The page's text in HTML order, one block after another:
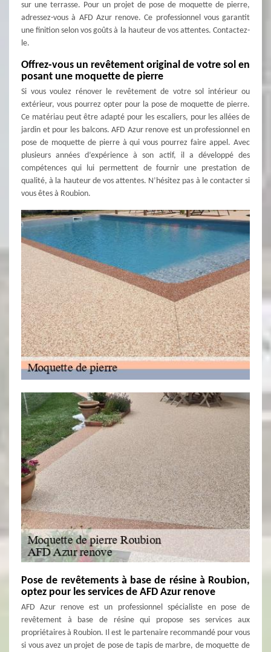
sur une terrasse. Pour un projet de pose de moquette de pierre,
adressez-vous à AFD Azur renove. Ce professionnel vous garantit
une finition selon vos goûts à la hauteur de vos attentes. Contactez-
le.
Offrez-vous un revêtement original de votre sol en
posant une moquette de pierre
Si vous voulez rénover le revêtement de votre sol intérieur ou
extérieur, vous pourrez opter pour la pose de moquette de pierre.
Ce matériau peut être adapté pour les escaliers, pour les allées de
jardin et pour les balcons. AFD Azur renove est un professionnel en
pose de moquette de pierre à qui vous pourrez faire appel. Avec
plusieurs années d’expérience à son actif, il a développé des
compétences qui lui permettent de fournir une prestation de
qualité, à la hauteur de vos attentes. N’hésitez pas à le contacter si
vous êtes à Roubion.
Pose de revêtements à base de résine à Roubion,
optez pour les services de AFD Azur renove
AFD Azur renove est un professionnel spécialiste en pose de
revêtement à base de résine qui propose ses services aux
propriétaires à Roubion. Il est le partenaire recommandé pour vous
si vous avez un projet de pose de tapis de marbre, de moquette de